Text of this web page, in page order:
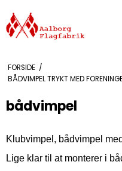
FORSIDE /
BÅDVIMPEL TRYKT MED
bådvimpel
Klubvimpel, bådvimpel
Lige klar til at monterer i